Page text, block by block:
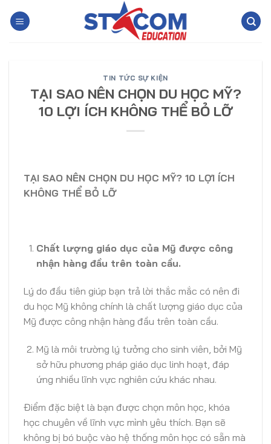
TIN TỨC SỰ KIỆN
TẠI SAO NÊN CHỌN DU HỌC MỸ?
10 LỢI ÍCH KHÔNG THỂ BỎ LỠ
TẠI SAO NÊN CHỌN DU HỌC MỸ? 10 LỢI ÍCH
KHÔNG THỂ BỎ LỠ
Chất lượng giáo dục của Mỹ được công
nhận hàng đầu trên toàn cầu.
Lý do đầu tiên giúp bạn trả lời thắc mắc có nên đi
du học Mỹ không chính là chất lượng giáo dục của
Mỹ được công nhận hàng đầu trên toàn cầu.
Mỹ là môi trường lý tưởng cho sinh viên, bởi Mỹ
sở hữu phương pháp giáo dục linh hoạt, đáp
ứng nhiều lĩnh vực nghiên cứu khác nhau.
Điểm đặc biệt là bạn được chọn môn học, khóa
học chuyên về lĩnh vực mình yêu thích. Bạn sẽ
không bị bó buộc vào hệ thống môn học có sẵn mà